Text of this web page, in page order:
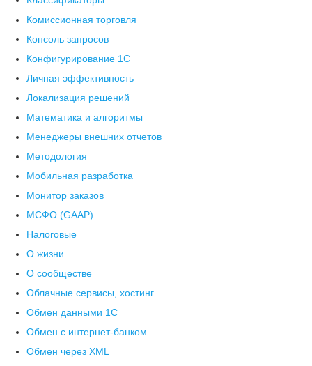
Комиссионная торговля
Консоль запросов
Конфигурирование 1С
Личная эффективность
Локализация решений
Математика и алгоритмы
Менеджеры внешних отчетов
Методология
Мобильная разработка
Монитор заказов
МСФО (GAAP)
Налоговые
О жизни
О сообществе
Облачные сервисы, хостинг
Обмен данными 1С
Обмен с интернет-банком
Обмен через XML